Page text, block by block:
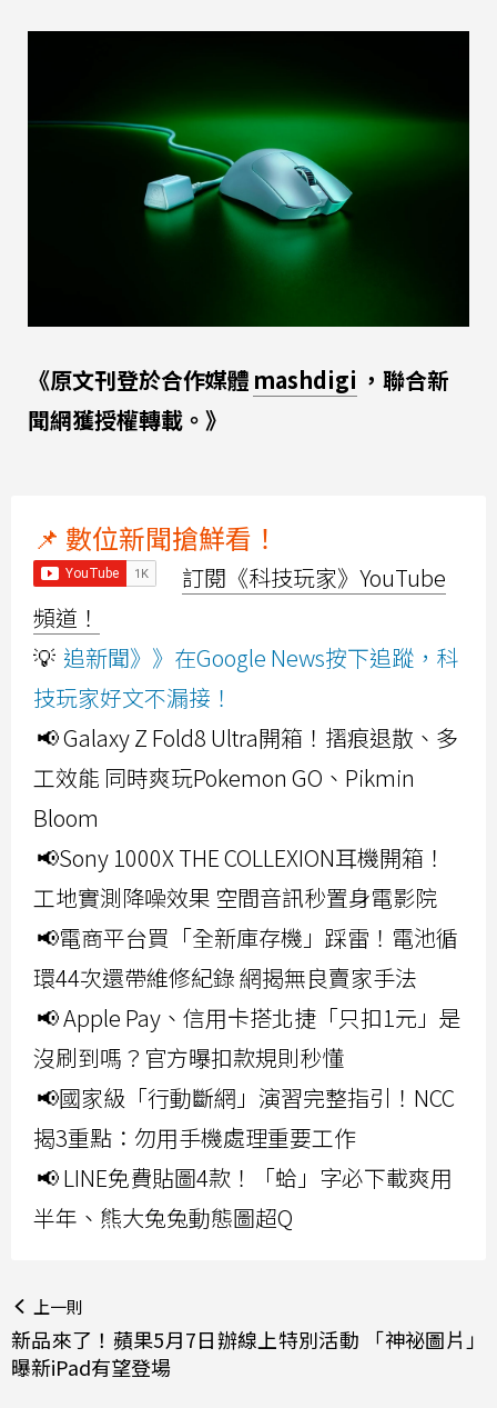
《原文刊登於合作媒體 mashdigi ，聯合新
聞網獲授權轉載。》
📌 數位新聞搶鮮看！
訂閱《科技玩家》YouTube
頻道！
💡 追新聞》》在Google News按下追蹤，科
技玩家好文不漏接！
📢 Galaxy Z Fold8 Ultra開箱！摺痕退散、多
工效能 同時爽玩Pokemon GO、Pikmin
Bloom
📢Sony 1000X THE COLLEXION耳機開箱！
工地實測降噪效果 空間音訊秒置身電影院
📢電商平台買「全新庫存機」踩雷！電池循
環44次還帶維修紀錄 網揭無良賣家手法
📢 Apple Pay、信用卡搭北捷「只扣1元」是
沒刷到嗎？官方曝扣款規則秒懂
📢國家級「行動斷網」演習完整指引！NCC
揭3重點：勿用手機處理重要工作
📢 LINE免費貼圖4款！「蛤」字必下載爽用
半年、熊大兔兔動態圖超Q
上一則
新品來了！蘋果5月7日辦線上特別活動 「神祕圖片」
曝新iPad有望登場